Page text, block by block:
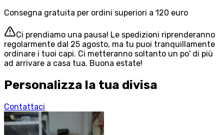
Consegna gratuita per ordini superiori a 120 euro
Ci prendiamo una pausa! Le spedizioni riprenderanno
regolarmente dal 25 agosto, ma tu puoi tranquillamente
ordinare i tuoi capi. Ci metteranno soltanto un po' di più
ad arrivare a casa tua. Buona estate!
Personalizza la tua divisa
Contattaci